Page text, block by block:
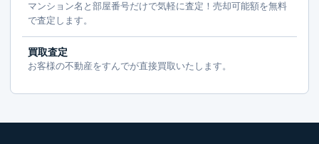
マンション名と部屋番号だけで気軽に査定！売却可能額を無料
で査定します。
買取査定
お客様の不動産をすんでが直接買取いたします。